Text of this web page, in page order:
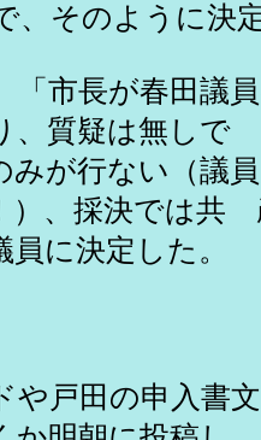
、そのように決
市長が春田議
、質疑は無しで
が行ない（議
）、採決では共
に決定した。
戸田の申入書